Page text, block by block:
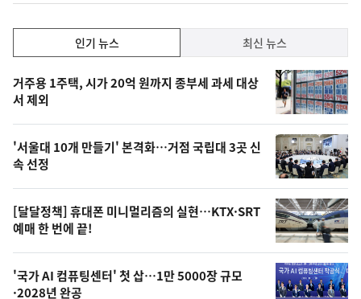
하
락
기,
최
신,
오
늘
의
영
상
오
인기 뉴스 최신 뉴스
기
뉴
스
거주용 1주택, 시가 20억 원까지 종부세 과세 대상
서 제외
'서울대 10개 만들기' 본격화…거점 국립대 3곳 신
속 선정
[달달정책] 휴대폰 미니멀리즘의 실현…KTX·SRT
예매 한 번에 끝!
'국가 AI 컴퓨팅센터' 첫 삽…1만 5000장 규모
·2028년 완공